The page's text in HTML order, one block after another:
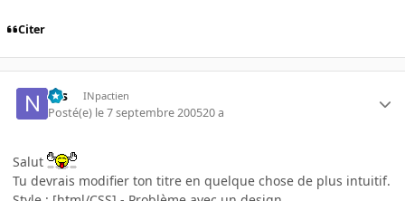
Citer
Nis INpactien
Posté(e) le 7 septembre 200520 a
Salut
Tu devrais modifier ton titre en quelque chose de plus intuitif.